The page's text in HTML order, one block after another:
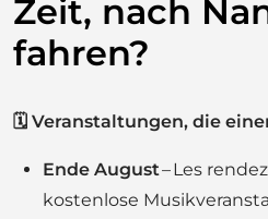
Zeit, nach
fahren?
🗓 Veranstaltungen, die
Ende August– Les
kostenlose